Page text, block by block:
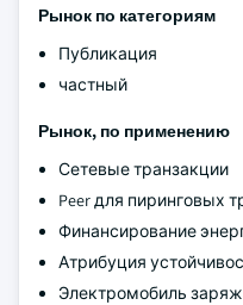
Рынок по категориям
Публикация
частный
Рынок, по применению
Сетевые транзакции
Peer для пиринговых
Финансирование
Атрибуция
Электромобиль